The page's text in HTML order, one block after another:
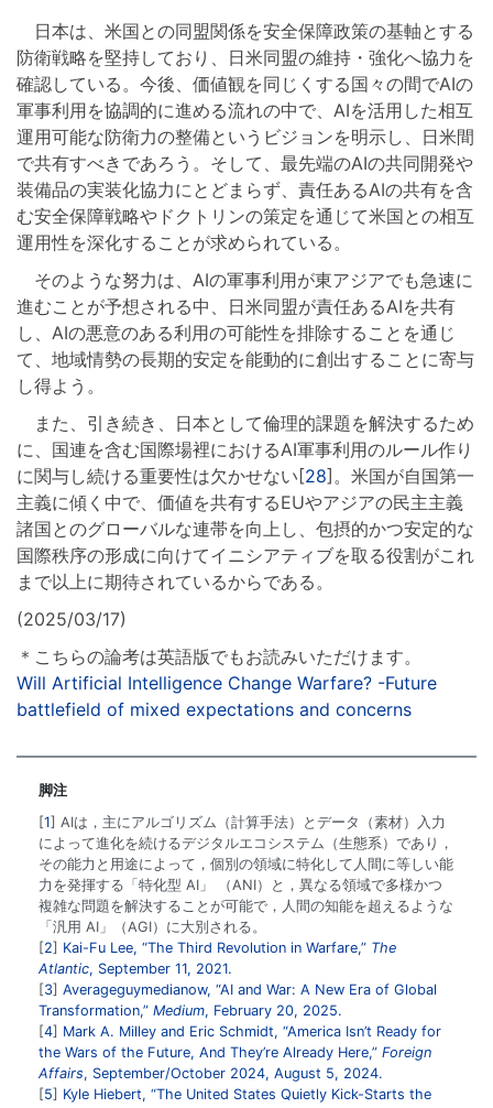
日本は、米国との同盟関係を安全保障政策の基軸とする
防衛戦略を堅持しており、日米同盟の維持・強化へ協力を
確認している。今後、価値観を同じくする国々の間でAIの
軍事利用を協調的に進める流れの中で、AIを活用した相互
運用可能な防衛力の整備というビジョンを明示し、日米間
で共有すべきであろう。そして、最先端のAIの共同開発や
装備品の実装化協力にとどまらず、責任あるAIの共有を含
む安全保障戦略やドクトリンの策定を通じて米国との相互
運用性を深化することが求められている。
そのような努力は、AIの軍事利用が東アジアでも急速に
進むことが予想される中、日米同盟が責任あるAIを共有
し、AIの悪意のある利用の可能性を排除することを通じ
て、地域情勢の長期的安定を能動的に創出することに寄与
し得よう。
また、引き続き、日本として倫理的課題を解決するため
に、国連を含む国際場裡におけるAI軍事利用のルール作り
に関与し続ける重要性は欠かせない[28]。米国が自国第一
主義に傾く中で、価値を共有するEUやアジアの民主主義
諸国とのグローバルな連帯を向上し、包摂的かつ安定的な
国際秩序の形成に向けてイニシアティブを取る役割がこれ
まで以上に期待されているからである。
(2025/03/17)
＊こちらの論考は英語版でもお読みいただけます。
Will Artificial Intelligence Change Warfare? -Future
battlefield of mixed expectations and concerns
脚注
1
AIは，主にアルゴリズム（計算手法）とデータ（素材）入力
によって進化を続けるデジタルエコシステム（生態系）であり，
その能力と用途によって，個別の領域に特化して人間に等しい能
力を発揮する「特化型 AI」 （ANI）と，異なる領域で多様かつ
複雑な問題を解決することが可能で，人間の知能を超えるような
「汎用 AI」（AGI）に大別される。
2
Kai-Fu Lee, “The Third Revolution in Warfare,” The
Atlantic, September 11, 2021.
3 Averageguymedianow, “AI and War: A New Era of Global
Transformation,” Medium, February 20, 2025.
4
Mark A. Milley and Eric Schmidt, “America Isn’t Ready for
the Wars of the Future, And They’re Already Here,” Foreign
Affairs, September/October 2024, August 5, 2024.
5
Kyle Hiebert, “The United States Quietly Kick-Starts the